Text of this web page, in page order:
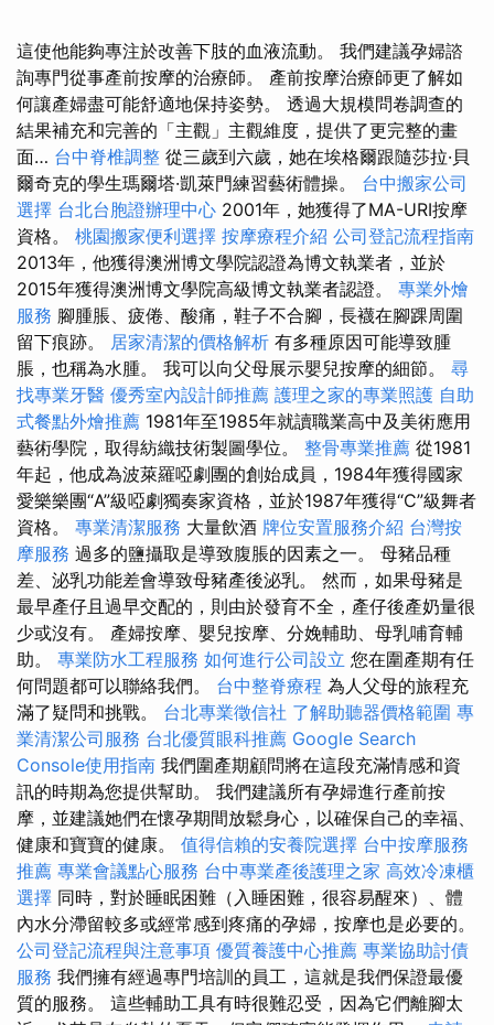
這使他能夠專注於改善下肢的血液流動。 我們建議孕婦諮
詢專門從事產前按摩的治療師。 產前按摩治療師更了解如
何讓產婦盡可能舒適地保持姿勢。 透過大規模問卷調查的
結果補充和完善的「主觀」主觀維度，提供了更完整的畫
面… 台中脊椎調整 從三歲到六歲，她在埃格爾跟隨莎拉·貝
爾奇克的學生瑪爾塔·凱萊門練習藝術體操。 台中搬家公司
選擇 台北台胞證辦理中心 2001年，她獲得了MA-URI按摩
資格。 桃園搬家便利選擇 按摩療程介紹 公司登記流程指南
2013年，他獲得澳洲博文學院認證為博文執業者，並於
2015年獲得澳洲博文學院高級博文執業者認證。 專業外燴
服務 腳腫脹、疲倦、酸痛，鞋子不合腳，長襪在腳踝周圍
留下痕跡。 居家清潔的價格解析 有多種原因可能導致腫
脹，也稱為水腫。 我可以向父母展示嬰兒按摩的細節。 尋
找專業牙醫 優秀室內設計師推薦 護理之家的專業照護 自助
式餐點外燴推薦 1981年至1985年就讀職業高中及美術應用
藝術學院，取得紡織技術製圖學位。 整骨專業推薦 從1981
年起，他成為波萊羅啞劇團的創始成員，1984年獲得國家
愛樂樂團“A”級啞劇獨奏家資格，並於1987年獲得“C”級舞者
資格。 專業清潔服務 大量飲酒 牌位安置服務介紹 台灣按
摩服務 過多的鹽攝取是導致腹脹的因素之一。 母豬品種
差、泌乳功能差會導致母豬產後泌乳。 然而，如果母豬是
最早產仔且過早交配的，則由於發育不全，產仔後產奶量很
少或沒有。 產婦按摩、嬰兒按摩、分娩輔助、母乳哺育輔
助。 專業防水工程服務 如何進行公司設立 您在圍產期有任
何問題都可以聯絡我們。 台中整脊療程 為人父母的旅程充
滿了疑問和挑戰。 台北專業徵信社 了解助聽器價格範圍 專
業清潔公司服務 台北優質眼科推薦 Google Search
Console使用指南 我們圍產期顧問將在這段充滿情感和資
訊的時期為您提供幫助。 我們建議所有孕婦進行產前按
摩，並建議她們在懷孕期間放鬆身心，以確保自己的幸福、
健康和寶寶的健康。 值得信賴的安養院選擇 台中按摩服務
推薦 專業會議點心服務 台中專業產後護理之家 高效冷凍櫃
選擇 同時，對於睡眠困難（入睡困難，很容易醒來）、體
內水分滯留較多或經常感到疼痛的孕婦，按摩也是必要的。
公司登記流程與注意事項 優質養護中心推薦 專業協助討債
服務 我們擁有經過專門培訓的員工，這就是我們保證最優
質的服務。 這些輔助工具有時很難忍受，因為它們離腳太